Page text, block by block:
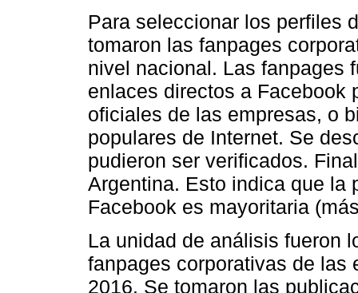
Para seleccionar los perfiles
tomaron las fanpages
nivel nacional. Las fanpages
enlaces directos a Facebook
oficiales de las empresas, o
populares de Internet. Se
pudieron ser verificados.
Argentina. Esto indica que la
Facebook es mayoritaria
La unidad de análisis fueron
fanpages corporativas de las
2016. Se tomaron las